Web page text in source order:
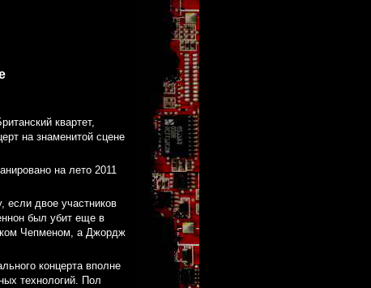
квартет,
на знаменитой сцене
на лето 2011
если двое участников
был убит еще в
Чепменом, а Джордж
концерта вполне
технологий. Пол